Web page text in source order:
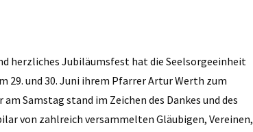
herzliches Jubiläumsfest hat die Seelsorgeeinheit
29. und 30. Juni ihrem Pfarrer Artur Werth zum
Samstag stand im Zeichen des Dankes und des
von zahlreich versammelten Gläubigen, Vereinen,